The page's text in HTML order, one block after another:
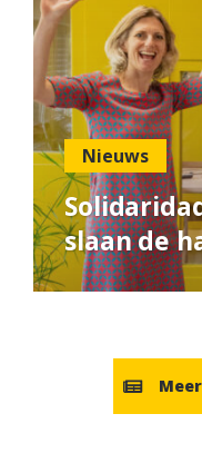
Nieuws
slaan de